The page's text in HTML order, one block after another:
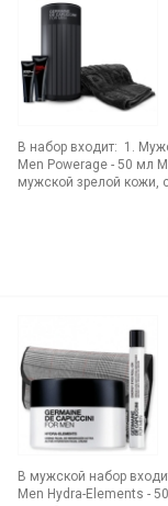
В набор входит: 1.
Men Powerage - 50 мл
мужской зрелой кожи,
В мужской набор
Men Hydra-Elements -